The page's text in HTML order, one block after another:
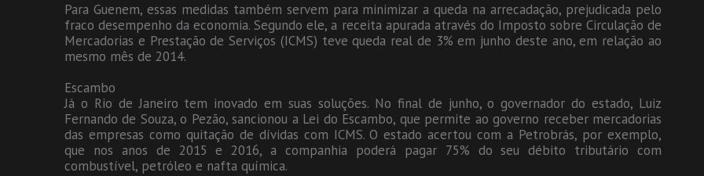
Para Guenem, essas medidas também servem para minimizar a queda na arrecadação, prejudicada pelo
fraco desempenho da economia. Segundo ele, a receita apurada através do Imposto sobre Circulação de
Mercadorias e Prestação de Serviços (ICMS) teve queda real de 3% em junho deste ano, em relação ao
mesmo mês de 2014.
Escambo
Já o Rio de Janeiro tem inovado em suas soluções. No final de junho, o governador do estado, Luiz
Fernando de Souza, o Pezão, sancionou a Lei do Escambo, que permite ao governo receber mercadorias
das empresas como quitação de dívidas com ICMS. O estado acertou com a Petrobrás, por exemplo,
que nos anos de 2015 e 2016, a companhia poderá pagar 75% do seu débito tributário com
combustível, petróleo e nafta química.